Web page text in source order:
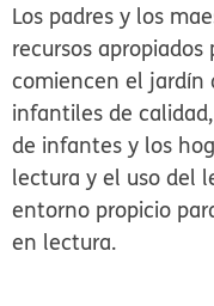
Los padres y los
recursos
comiencen el jardín
infantiles de
de infantes y los
lectura y el uso del
entorno propicio
en lectura.